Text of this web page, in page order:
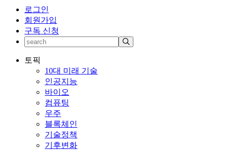
로그인
회원가입
구독 신청
토픽
10대 미래 기술
인공지능
바이오
컴퓨팅
우주
블록체인
기술정책
기후변화